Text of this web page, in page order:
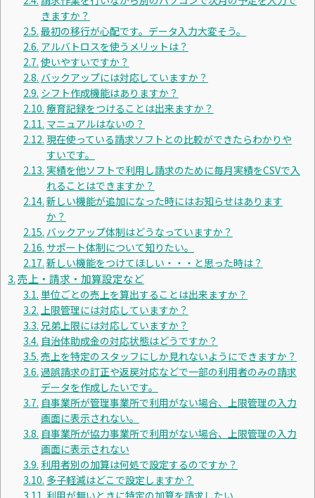
きますか？
最初の移行が心配です。データ入力大変そう。
アルバトロスを使うメリットは？
使いやすいですか？
バックアップには対応していますか？
シフト作成機能はありますか？
療育記録をつけることは出来ますか？
マニュアルはないの？
現在使っている請求ソフトとの比較ができたらわかりや
すいです。
実績を他ソフトで利用し請求のために毎月実績をCSVで入
れることはできますか？
新しい機能が追加になった時にはお知らせはあります
か？
バックアップ体制はどうなっていますか？
サポート体制について知りたい。
新しい機能をつけてほしい・・・と思った時は？
売上・請求・加算設定など
単位ごとの売上を算出することは出来ますか？
上限管理には対応していますか？
兄弟上限には対応していますか？
自治体助成金の対応状態はどうですか？
売上を特定のスタッフにしか見れないようにできますか？
過誤請求の訂正や返戻対応などで一部の利用者のみの請求
データを作成したいです。
自事業所が管理事業所で利用がない場合、上限管理の入力
画面に表示されない。
自事業所が協力事業所で利用がない場合、上限管理の入力
画面に表示されない
利用者別の加算は何処で設定するのですか？
多子軽減はどこで設定しますか？
利用が無いときに特定の加算を請求したい